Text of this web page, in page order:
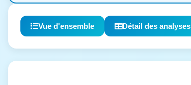
Vue d'ensemble Détail des analyses